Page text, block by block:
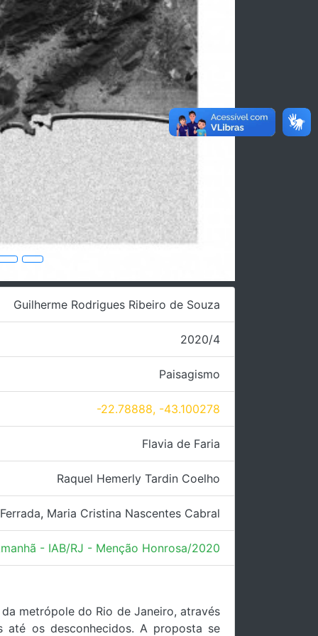
Guilherme Rodrigues Ribeiro de Souza
2020/4
Paisagismo
-22.78888, -43.100278
Flavia de Faria
Raquel Hemerly Tardin Coelho
, Maria Cristina Nascentes Cabral
- IAB/RJ - Menção Honrosa/2020
metrópole do Rio de Janeiro, através
até os desconhecidos. A proposta se